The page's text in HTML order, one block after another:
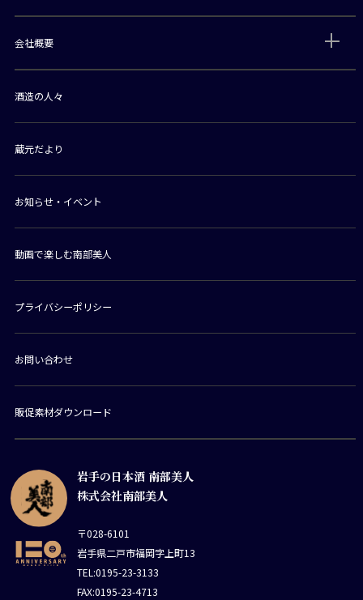
岩手の日本酒 南部美人
株式会社南部美人
〒028-6101
岩手県二戸市福岡字上町13
TEL:0195-23-3133
FAX:0195-23-4713
会社概要
酒造の人々
蔵元だより
お知らせ・イベント
動画で楽しむ南部美人
プライバシーポリシー
お問い合わせ
販促素材ダウンロード